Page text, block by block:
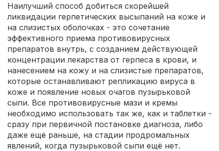
Наилучший способ добиться скорейшей
ликвидации герпетических высыпаний на коже и
на слизистых оболочках - это сочетание
эффективного приема противовирусных
препаратов внутрь, с созданием действующей
концентрации лекарства от герпеса в крови, и
нанесением на кожу и на слизистые препаратов,
которые останавливают репликацию вируса в
коже и появление новых очагов пузырьковой
сыпи. Все противовирусные мази и кремы
необходимо использовать так же, как и таблетки -
сразу при первичной постановке диагноза, либо
даже ещё раньше, на стадии продромальных
явлений, когда пузырьковой сыпи ещё нет.